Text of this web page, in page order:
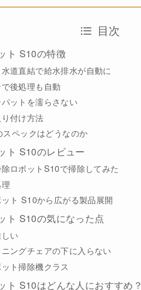
目次
ト S10の特徴
道直結で給水排水が自動に
後処理も自動
ットを濡らさない
付け方法
ペックはどうなのか
ト S10のレビュー
ロボットS10で掃除してみた
ト S10から広がる製品展開
ト S10の気になった点
い
ングチェアの下に入らない
ト掃除機クラス
ト S10はどんな人におすすめ？